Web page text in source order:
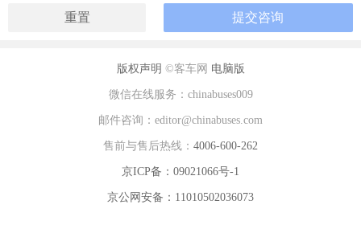
版权声明 ©客车网 电脑版
微信在线服务：chinabuses009
邮件咨询：editor@chinabuses.com
售前与售后热线： 4006-600-262
京ICP备：09021066号-1
京公网安备：11010502036073